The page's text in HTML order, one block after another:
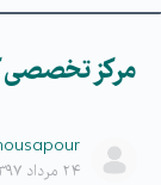
مرکز تخصصی
۲۴ مرداد ۱۳۹۷